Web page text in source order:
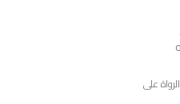
على